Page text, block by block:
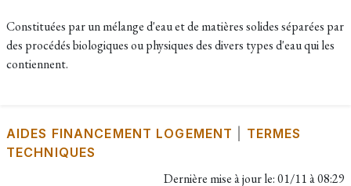
Constituées par un mélange d'eau et de matières solides séparées par
des procédés biologiques ou physiques des divers types d'eau qui les
contiennent.
AIDES FINANCEMENT LOGEMENT
TERMES
TECHNIQUES
Dernière mise à jour le:01/11 à 08:29